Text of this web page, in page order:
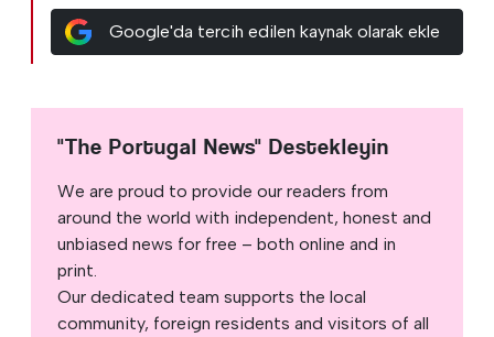
Google'da tercih edilen kaynak olarak ekle
"The Portugal News" Destekleyin
We are proud to provide our readers from
around the world with independent, honest and
unbiased news for free – both online and in
print.
Our dedicated team supports the local
community, foreign residents and visitors of all